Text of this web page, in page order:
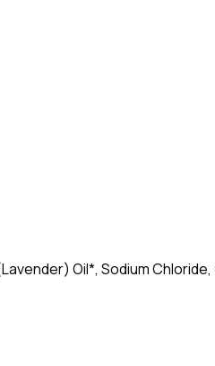
Oil*, Sodium Chloride,